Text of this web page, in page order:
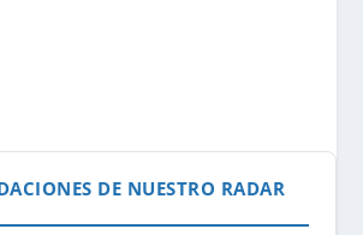
DE NUESTRO RADAR